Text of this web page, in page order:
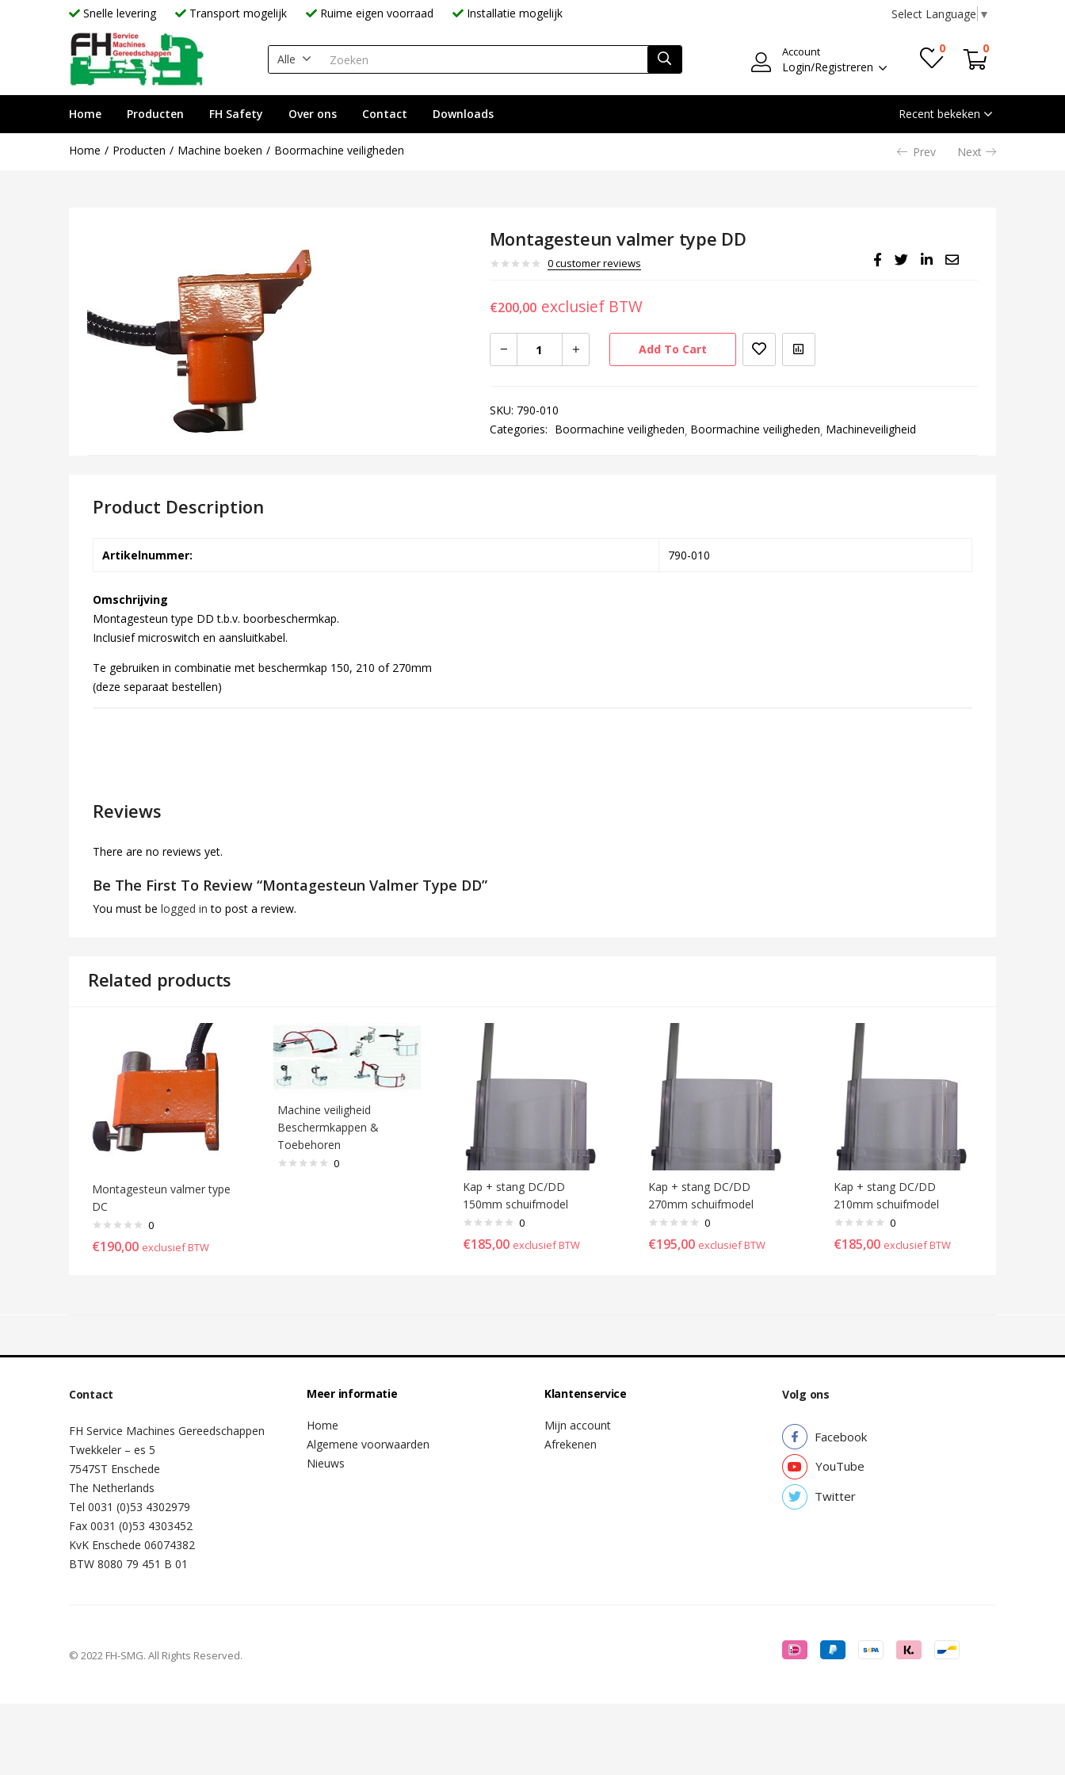
Snelle levering Transport mogelijk Ruime eigen voorraad Installatie mogelijk Select Language ▼
Alle
Account
Login/Registreren
0 0
Home Producten FH Safety Over ons Contact Downloads Recent bekeken
Home Producten Machine boeken Boormachine veiligheden Prev Next
Montagesteun valmer type DD
0customer reviews
€200,00 exclusief BTW
Add To Cart
SKU: 790-010
Categories: Boormachine veiligheden Boormachine veiligheden Machineveiligheid
Product Description
Artikelnummer: 790-010
Omschrijving
Montagesteun type DD t.b.v. boorbeschermkap.
Inclusief microswitch en aansluitkabel.
Te gebruiken in combinatie met beschermkap 150, 210 of 270mm
(deze separaat bestellen)
Reviews
There are no reviews yet.
Be The First To Review “Montagesteun Valmer Type DD”
You must be logged in to post a review.
Related products
Montagesteun valmer type
DC
0
€190,00 exclusief BTW
Machine veiligheid
Beschermkappen &
Toebehoren
0
Kap + stang DC/DD
150mm schuifmodel
0
€185,00 exclusief BTW
Kap + stang DC/DD
270mm schuifmodel
0
€195,00 exclusief BTW
Kap + stang DC/DD
210mm schuifmodel
0
€185,00 exclusief BTW
Contact
FH Service Machines Gereedschappen
Twekkeler – es 5
7547ST Enschede
The Netherlands
Tel 0031 (0)53 4302979
Fax 0031 (0)53 4303452
KvK Enschede 06074382
BTW 8080 79 451 B 01
Meer informatie
Home
Algemene voorwaarden
Nieuws
Klantenservice
Mijn account
Afrekenen
Volg ons
Facebook
YouTube
Twitter
© 2022 FH-SMG. All Rights Reserved.